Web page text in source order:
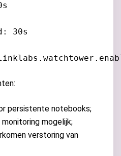
30s
persistente notebooks;
mogelijk;
verstoring van